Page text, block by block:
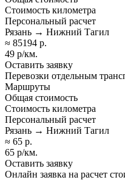
Стоимость километра
Персональный расчет
Рязань → Нижний Тагил
≈ 85194 р.
49 р/км.
Оставить заявку
Перевозки отдельным
Маршруты
Общая стоимость
Стоимость километра
Персональный расчет
Рязань → Нижний Тагил
≈ 65 р.
65 р/км.
Оставить заявку
Онлайн заявка на расчет